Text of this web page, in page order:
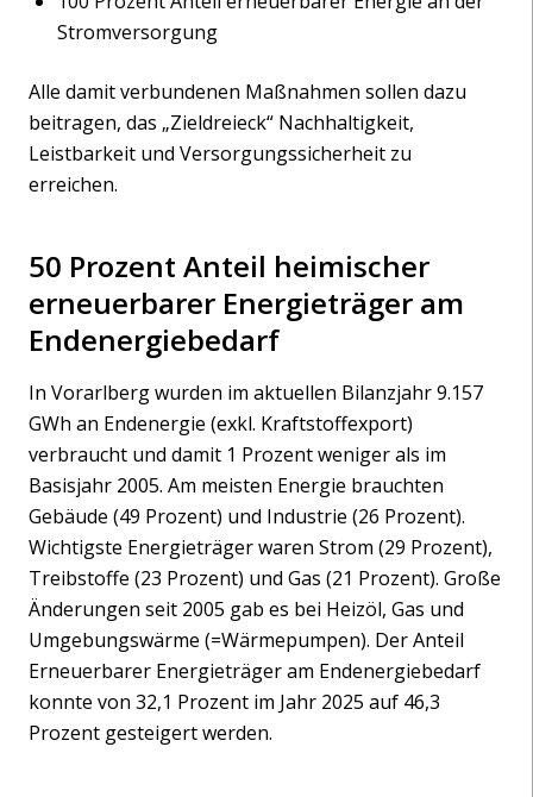
Stromversorgung
Alle damit verbundenen Maßnahmen sollen dazu
beitragen, das „Zieldreieck“ Nachhaltigkeit,
Leistbarkeit und Versorgungssicherheit zu
erreichen.
50 Prozent Anteil heimischer
erneuerbarer Energieträger am
Endenergiebedarf
In Vorarlberg wurden im aktuellen Bilanzjahr 9.157
GWh an Endenergie (exkl. Kraftstoffexport)
verbraucht und damit 1 Prozent weniger als im
Basisjahr 2005. Am meisten Energie brauchten
Gebäude (49 Prozent) und Industrie (26 Prozent).
Wichtigste Energieträger waren Strom (29 Prozent),
Treibstoffe (23 Prozent) und Gas (21 Prozent). Große
Änderungen seit 2005 gab es bei Heizöl, Gas und
Umgebungswärme (=Wärmepumpen). Der Anteil
Erneuerbarer Energieträger am Endenergiebedarf
konnte von 32,1 Prozent im Jahr 2025 auf 46,3
Prozent gesteigert werden.